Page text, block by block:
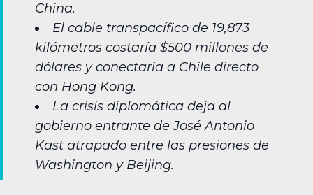
China.
El cable transpacífico de 19,873
kilómetros costaría $500 millones de
dólares y conectaría a Chile directo
con Hong Kong.
La crisis diplomática deja al
gobierno entrante de José Antonio
Kast atrapado entre las presiones de
Washington y Beijing.